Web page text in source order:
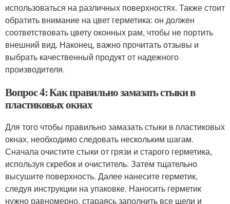
использоваться на различных поверхностях. Также стоит
обратить внимание на цвет герметика: он должен
соответствовать цвету оконных рам, чтобы не портить
внешний вид. Наконец, важно прочитать отзывы и
выбрать качественный продукт от надежного
производителя.
Вопрос 4: Как правильно замазать стыки в
пластиковых окнах
Для того чтобы правильно замазать стыки в пластиковых
окнах, необходимо следовать нескольким шагам.
Сначала очистите стыки от грязи и старого герметика,
используя скребок и очиститель. Затем тщательно
высушите поверхность. Далее нанесите герметик,
следуя инструкции на упаковке. Наносить герметик
нужно равномерно, стараясь заполнить все щели и